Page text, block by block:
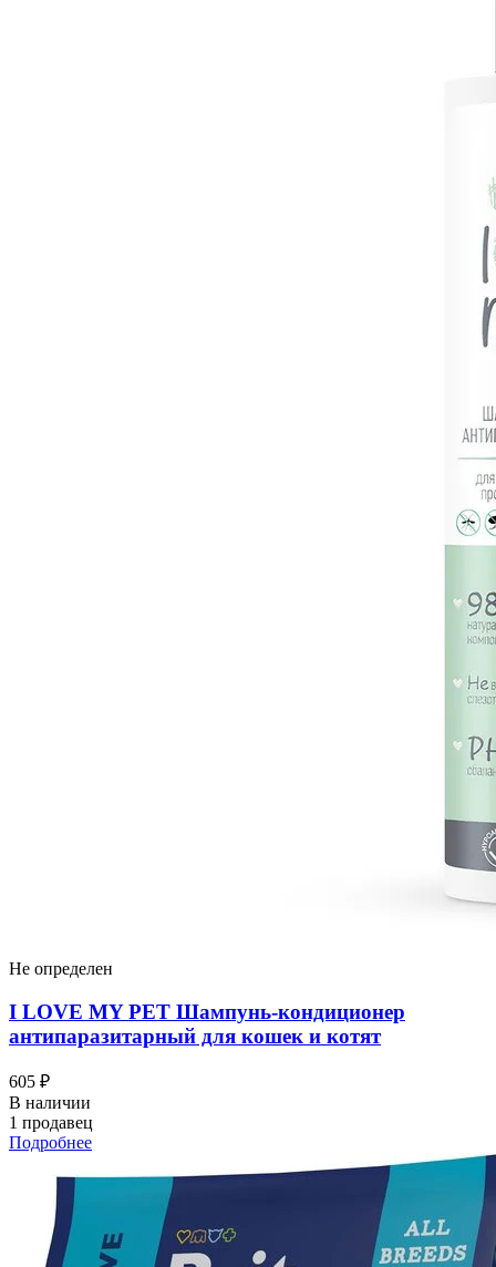
Не определен
I LOVЕ MY PET Шампунь-кондиционер
антипаразитарный для кошек и котят
605 ₽
В наличии
1 продавец
Подробнее